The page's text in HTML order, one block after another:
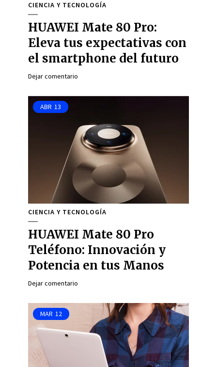
CIENCIA Y TECNOLOGÍA
HUAWEI Mate 80 Pro:
Eleva tus expectativas con
el smartphone del futuro
Dejar comentario
ABR 13
CIENCIA Y TECNOLOGÍA
HUAWEI Mate 80 Pro
Teléfono: Innovación y
Potencia en tus Manos
Dejar comentario
MAR 12